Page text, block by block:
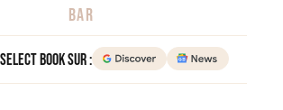
BAR
Book sur :